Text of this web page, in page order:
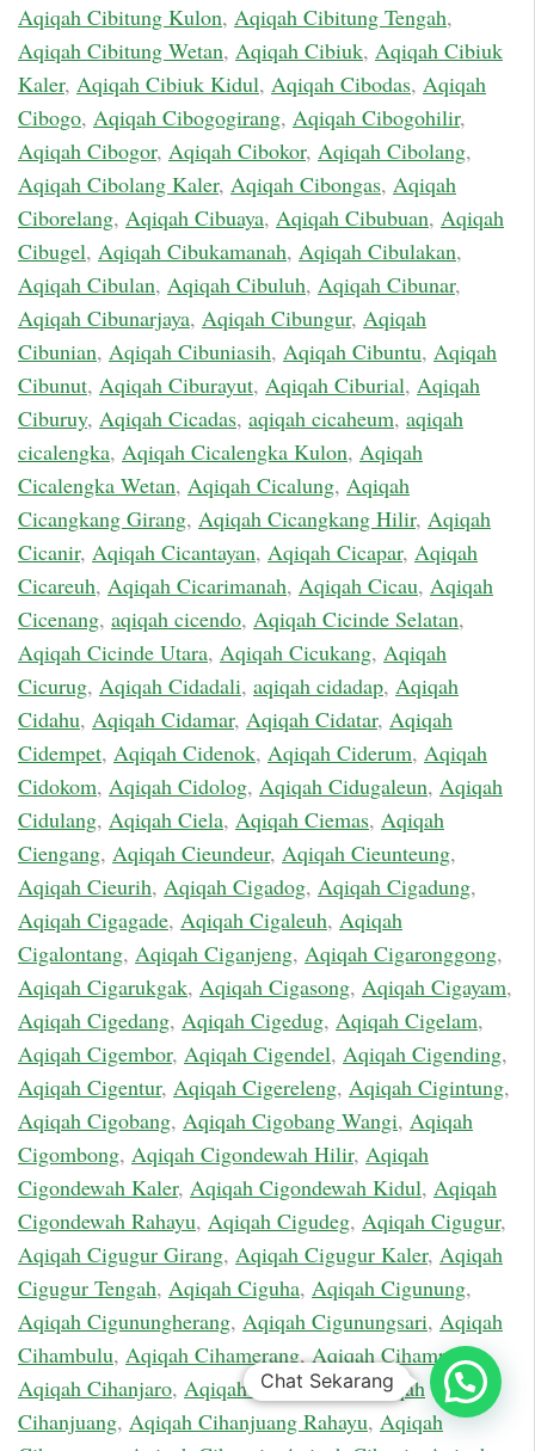
Aqiqah Cibitung Kulon, Aqiqah Cibitung Tengah,
Aqiqah Cibitung Wetan, Aqiqah Cibiuk, Aqiqah Cibiuk
Kaler, Aqiqah Cibiuk Kidul, Aqiqah Cibodas, Aqiqah
Cibogo, Aqiqah Cibogogirang, Aqiqah Cibogohilir,
Aqiqah Cibogor, Aqiqah Cibokor, Aqiqah Cibolang,
Aqiqah Cibolang Kaler, Aqiqah Cibongas, Aqiqah
Ciborelang, Aqiqah Cibuaya, Aqiqah Cibubuan, Aqiqah
Cibugel, Aqiqah Cibukamanah, Aqiqah Cibulakan,
Aqiqah Cibulan, Aqiqah Cibuluh, Aqiqah Cibunar,
Aqiqah Cibunarjaya, Aqiqah Cibungur, Aqiqah
Cibunian, Aqiqah Cibuniasih, Aqiqah Cibuntu, Aqiqah
Cibunut, Aqiqah Ciburayut, Aqiqah Ciburial, Aqiqah
Ciburuy, Aqiqah Cicadas, aqiqah cicaheum, aqiqah
cicalengka, Aqiqah Cicalengka Kulon, Aqiqah
Cicalengka Wetan, Aqiqah Cicalung, Aqiqah
Cicangkang Girang, Aqiqah Cicangkang Hilir, Aqiqah
Cicanir, Aqiqah Cicantayan, Aqiqah Cicapar, Aqiqah
Cicareuh, Aqiqah Cicarimanah, Aqiqah Cicau, Aqiqah
Cicenang, aqiqah cicendo, Aqiqah Cicinde Selatan,
Aqiqah Cicinde Utara, Aqiqah Cicukang, Aqiqah
Cicurug, Aqiqah Cidadali, aqiqah cidadap, Aqiqah
Cidahu, Aqiqah Cidamar, Aqiqah Cidatar, Aqiqah
Cidempet, Aqiqah Cidenok, Aqiqah Ciderum, Aqiqah
Cidokom, Aqiqah Cidolog, Aqiqah Cidugaleun, Aqiqah
Cidulang, Aqiqah Ciela, Aqiqah Ciemas, Aqiqah
Ciengang, Aqiqah Cieundeur, Aqiqah Cieunteung,
Aqiqah Cieurih, Aqiqah Cigadog, Aqiqah Cigadung,
Aqiqah Cigagade, Aqiqah Cigaleuh, Aqiqah
Cigalontang, Aqiqah Ciganjeng, Aqiqah Cigaronggong,
Aqiqah Cigarukgak, Aqiqah Cigasong, Aqiqah Cigayam,
Aqiqah Cigedang, Aqiqah Cigedug, Aqiqah Cigelam,
Aqiqah Cigembor, Aqiqah Cigendel, Aqiqah Cigending,
Aqiqah Cigentur, Aqiqah Cigereleng, Aqiqah Cigintung,
Aqiqah Cigobang, Aqiqah Cigobang Wangi, Aqiqah
Cigombong, Aqiqah Cigondewah Hilir, Aqiqah
Cigondewah Kaler, Aqiqah Cigondewah Kidul, Aqiqah
Cigondewah Rahayu, Aqiqah Cigudeg, Aqiqah Cigugur,
Aqiqah Cigugur Girang, Aqiqah Cigugur Kaler, Aqiqah
Cigugur Tengah, Aqiqah Ciguha, Aqiqah Cigunung,
Aqiqah Cigunungherang, Aqiqah Cigunungsari, Aqiqah
Cihambulu, Aqiqah Cihamerang,Aqiqah Cihampelas,
Aqiqah Cihanjaro, Aqiqah Cihanjawar,Aqiqah
Cihanjuang, Aqiqah Cihanjuang Rahayu, Aqiqah
Chat Sekarang